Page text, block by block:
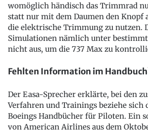
womöglich händisch das Trimmrad
statt nur mit dem Daumen den Knopf
die elektrische Trimmung zu nutzen.
Simulationen nämlich unter
nicht aus, um die 737 Max zu
Fehlten Information im
Der Easa-Sprecher erklärte, bei den
Verfahren und Trainings beziehe sich
Boeings Handbücher für Piloten. Ein
von American Airlines aus dem